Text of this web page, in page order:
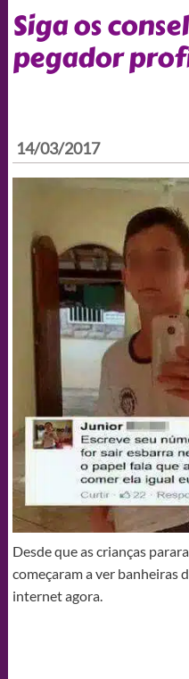
Siga os
pegador
14/03/2017
Desde que as crianças
começaram a ver banheiras
internet agora.